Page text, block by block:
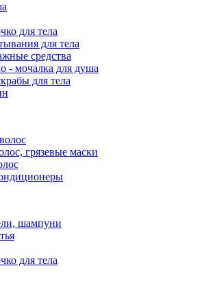
для тела
для тела
средства
мочалка для душа
для тела
грязевые маски
шампуни
для тела